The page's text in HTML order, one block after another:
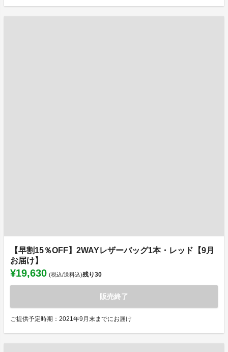
【早割15％OFF】2WAYレザーバッグ1本・レッド【9月
お届け】
¥19,630 (税込/送料込)残り30
販売終了
ご提供予定時期：2021年9月末までにお届け